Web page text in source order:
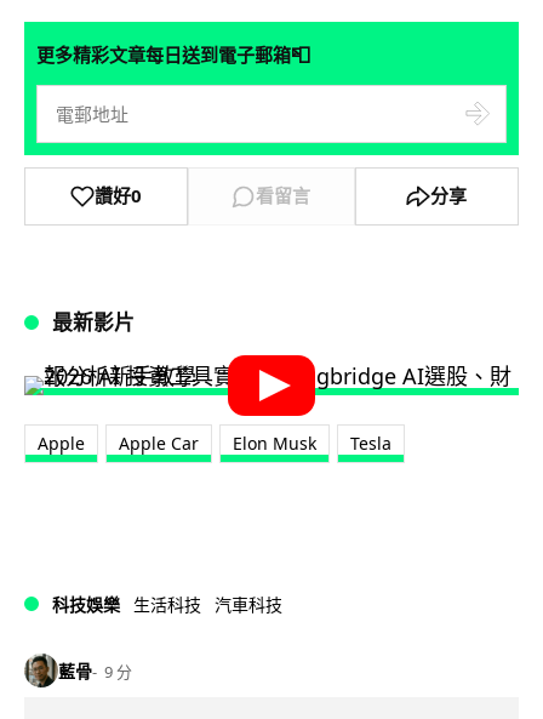
更多精彩文章每日送到電子郵箱📮
讚好0 看留言 分享
最新影片
Apple Apple Car Elon Musk Tesla
科技娛樂 生活科技 汽車科技
藍骨 9 分